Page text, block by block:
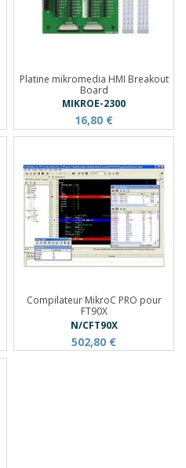
Platine mikromedia HMI Breakout
Board
MIKROE-2300
16,80 €
Compilateur MikroC PRO pour
FT90X
N/CFT90X
502,80 €